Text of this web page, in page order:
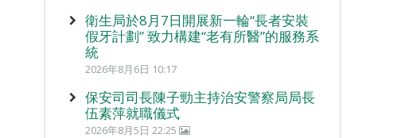
衛生局於8月7日開展新一輪“長者安裝
假牙計劃” 致力構建“老有所醫”的服務系
統
2026年8月6日 10:17
保安司司長陳子勁主持治安警察局局長
伍素萍就職儀式
2026年8月5日 22:25